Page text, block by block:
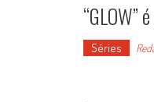
“GLOW”
Séries